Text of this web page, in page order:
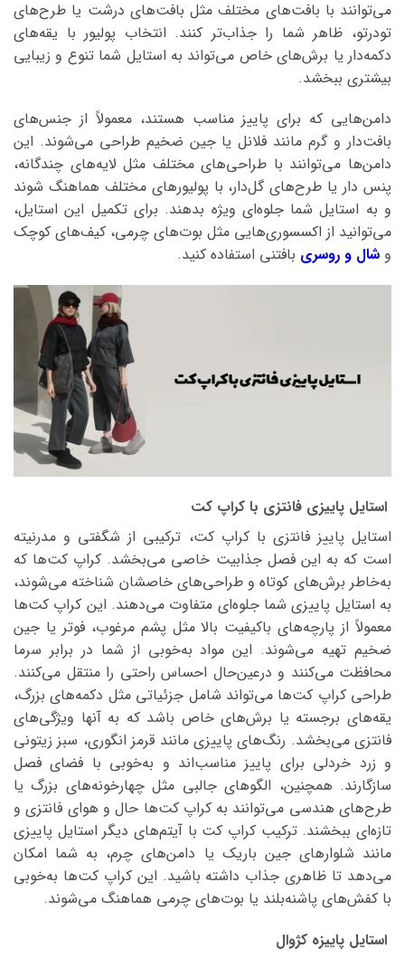
می‌توانند با بافت‌های مختلف مثل بافت‌های درشت یا طرح‌های
تودرتو، ظاهر شما را جذاب‌تر کنند. انتخاب پولیور با یقه‌های
دکمه‌دار یا برش‌های خاص می‌تواند به استایل شما تنوع و زیبایی
بیشتری ببخشد.
دامن‌هایی که برای پاییز مناسب هستند، معمولاً از جنس‌های
بافت‌دار و گرم مانند فلانل یا جین ضخیم طراحی می‌شوند. این
دامن‌ها می‌توانند با طراحی‌های مختلف مثل لایه‌های چندگانه،
پنس دار یا طرح‌های گل‌دار، با پولیورهای مختلف هماهنگ شوند
و به استایل شما جلوه‌ای ویژه بدهند. برای تکمیل این استایل،
می‌توانید از اکسسوری‌هایی مثل بوت‌های چرمی، کیف‌های کوچک
و شال‌ و روسری بافتنی استفاده کنید.
استایل پاییزی فانتزی با کراپ کت
استایل پاییز فانتزی با کراپ کت، ترکیبی از شگفتی و مدرنیته
است که به این فصل جذابیت خاصی می‌بخشد. کراپ کت‌ها که
به‌خاطر برش‌های کوتاه و طراحی‌های خاصشان شناخته می‌شوند،
به استایل پاییزی شما جلوه‌ای متفاوت می‌دهند. این کراپ کت‌ها
معمولاً از پارچه‌های باکیفیت بالا مثل پشم مرغوب، فوتر یا جین
ضخیم تهیه می‌شوند. این مواد به‌خوبی از شما در برابر سرما
محافظت می‌کنند و درعین‌حال احساس راحتی را منتقل می‌کنند.
طراحی کراپ کت‌ها می‌تواند شامل جزئیاتی مثل دکمه‌های بزرگ،
یقه‌های برجسته یا برش‌های خاص باشد که به آنها ویژگی‌های
فانتزی می‌بخشد. رنگ‌های پاییزی مانند قرمز انگوری، سبز زیتونی
و زرد خردلی برای پاییز مناسب‌اند و به‌خوبی با فضای فصل
سازگارند. همچنین، الگوهای جالبی مثل چهارخونه‌های بزرگ یا
طرح‌های هندسی می‌توانند به کراپ کت‌ها حال و هوای فانتزی و
تازه‌ای ببخشند. ترکیب کراپ کت با آیتم‌های دیگر استایل پاییزی
مانند شلوارهای جین باریک یا دامن‌های چرم، به شما امکان
می‌دهد تا ظاهری جذاب داشته باشید. این کراپ کت‌ها به‌خوبی
با کفش‌های پاشنه‌بلند یا بوت‌های چرمی هماهنگ می‌شوند.
استایل پاییزه کژوال